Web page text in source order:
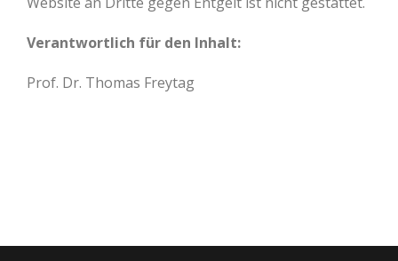
Verantwortlich für den Inhalt:
Prof. Dr. Thomas Freytag